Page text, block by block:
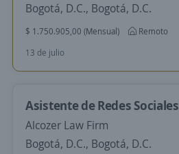
Bogotá, D.C., Bogotá, D.C.
$ 1.750.905,00 (Mensual)
Remoto
13 de julio
Asistente de Redes Sociales
Alcozer Law Firm
Bogotá, D.C., Bogotá, D.C.